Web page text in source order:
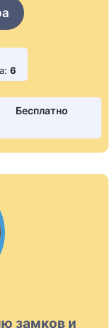
6
Бесплатно
замков и